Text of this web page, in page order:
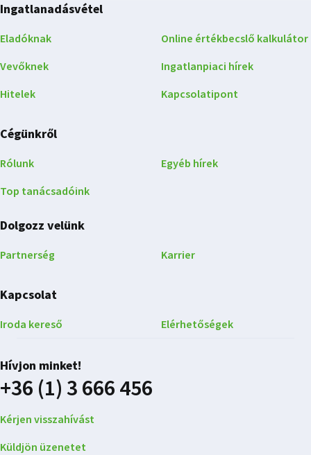
Ingatlanadásvétel
Eladóknak
Vevőknek
Hitelek
Online értékbecslő kalkulátor
Ingatlanpiaci hírek
Kapcsolatipont
Cégünkről
Rólunk
Top tanácsadóink
Egyéb hírek
Dolgozz velünk
Partnerség Karrier
Kapcsolat
Iroda kereső Elérhetőségek
Hívjon minket!
+36 (1) 3 666 456
Kérjen visszahívást
Küldjön üzenetet